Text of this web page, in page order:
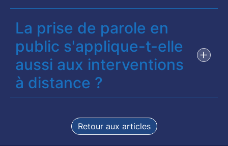
La prise de parole en
public s'applique-t-elle
aussi aux interventions
à distance ?
Retour aux articles